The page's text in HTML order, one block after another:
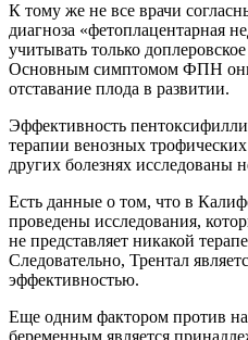
К тому же не все врачи
диагноза «фетоплацентарная
учитывать только
Основным симптомом ФПН
отставание плода в развитии.
Эффективность
терапии венозных
других болезнях исследованы
Есть данные о том, что в
проведены исследования,
не представляет никакой
Следовательно, Трентал
эффективностью.
Еще одним фактором против